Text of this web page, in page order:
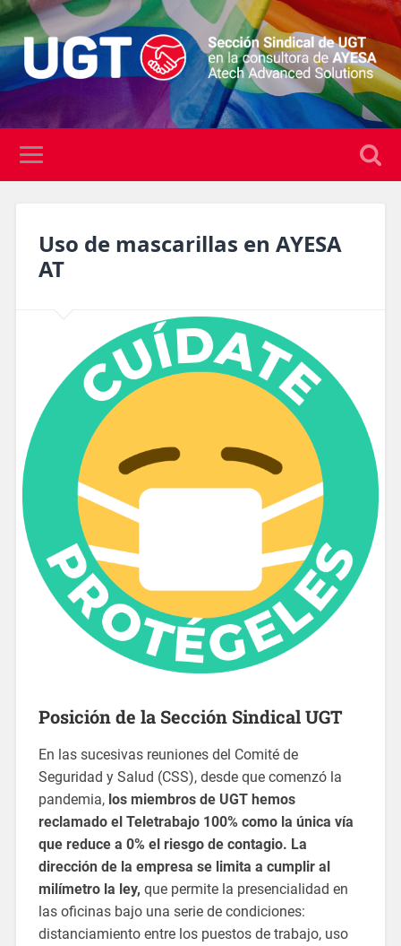
Uso de mascarillas en AYESA
AT
Posición de la Sección Sindical UGT
En las sucesivas reuniones del Comité de
Seguridad y Salud (CSS), desde que comenzó la
pandemia, los miembros de UGT hemos
reclamado el Teletrabajo 100% como la única vía
que reduce a 0% el riesgo de contagio. La
dirección de la empresa se limita a cumplir al
milímetro la ley, que permite la presencialidad en
las oficinas bajo una serie de condiciones:
distanciamiento entre los puestos de trabajo, uso